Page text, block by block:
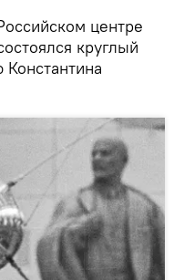
центре
круглый